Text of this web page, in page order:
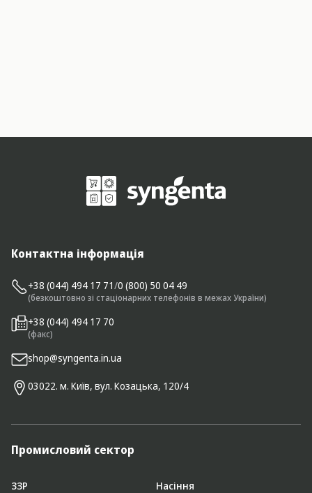
Контактна інформація
+38 (044) 494 17 71/0 (800) 50 04 49
(безкоштовно зі стаціонарних телефонів в межах України)
+38 (044) 494 17 70
(факс)
shop@syngenta.in.ua
03022. м. Київ, вул. Козацька, 120/4
Промисловий сектор
ЗЗР
Насіння